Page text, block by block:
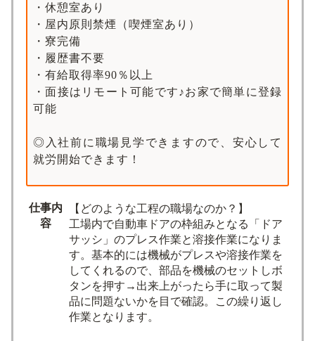
・休憩室あり
・屋内原則禁煙（喫煙室あり）
・寮完備
・履歴書不要
・有給取得率90％以上
・面接はリモート可能です♪お家で簡単に登録
可能
◎入社前に職場見学できますので、安心して
就労開始できます！
仕事内
容
【どのような工程の職場なのか？】
工場内で自動車ドアの枠組みとなる「ドア
サッシ」のプレス作業と溶接作業になりま
す。基本的には機械がプレスや溶接作業を
してくれるので、部品を機械のセットしボ
タンを押す→出来上がったら手に取って製
品に問題ないかを目で確認。この繰り返し
作業となります。